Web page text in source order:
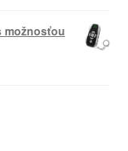
možnosťou